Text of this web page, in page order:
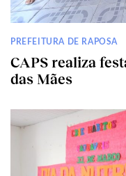
PREFEITURA DE RAPOSA
CAPS realiza
das Mães